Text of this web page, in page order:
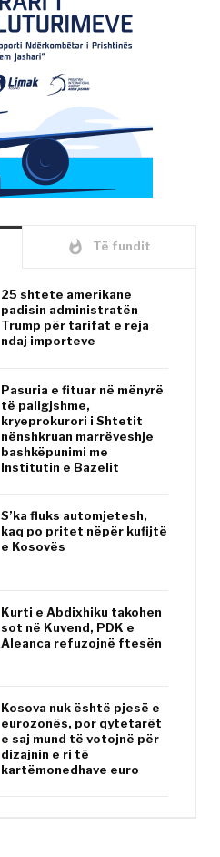
whatshot Të fundit
25 shtete amerikane
padisin administratën
Trump për tarifat e reja
ndaj importeve
Pasuria e fituar në mënyrë
të paligjshme,
kryeprokurori i Shtetit
nënshkruan marrëveshje
bashkëpunimi me
Institutin e Bazelit
S’ka fluks automjetesh,
kaq po pritet nëpër kufijtë
e Kosovës
Kurti e Abdixhiku takohen
sot në Kuvend, PDK e
Aleanca refuzojnë ftesën
Kosova nuk është pjesë e
eurozonës, por qytetarët
e saj mund të votojnë për
dizajnin e ri të
kartëmonedhave euro